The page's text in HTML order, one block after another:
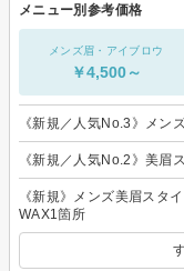
メニュー別参考価格
メンズ眉・アイブロウ
￥4,500～
《新規／人気No.3》メン
《新規／人気No.2》美眉
《新規》メンズ美眉スタ
WAX1箇所